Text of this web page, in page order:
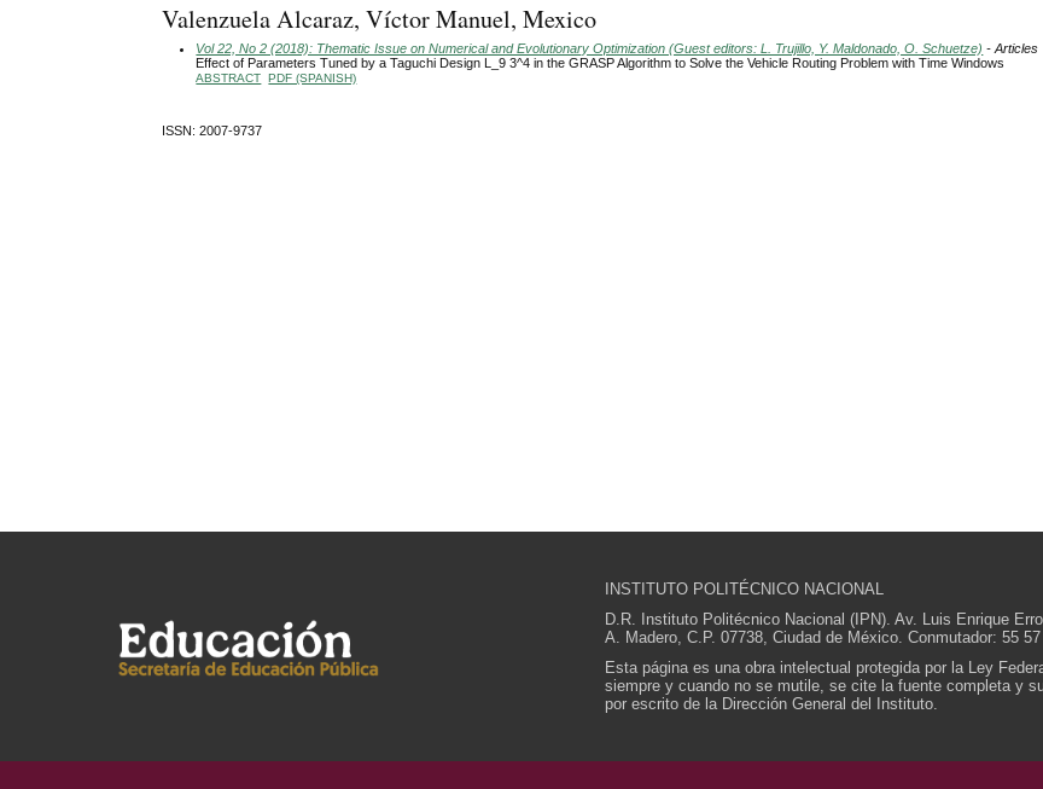
Valenzuela Alcaraz, Víctor Manuel, Mexico
Vol 22, No 2 (2018): Thematic Issue on Numerical and Evolutionary Optimization (Guest editors: L. Trujillo, Y. Maldonado, O. Schuetze) - Articles
Effect of Parameters Tuned by a Taguchi Design L_9 3^4 in the GRASP Algorithm to Solve the Vehicle Routing Problem with Time Windows
ABSTRACT PDF (SPANISH)
ISSN: 2007-9737
INSTITUTO POLITÉCNICO NACIONAL
D.R. Instituto Politécnico Nacional (IPN). Av. Luis Enrique
A. Madero, C.P. 07738, Ciudad de México. Conmutador: 55
Esta página es una obra intelectual protegida por la Ley
siempre y cuando no se mutile, se cite la fuente completa y
por escrito de la Dirección General del Instituto.